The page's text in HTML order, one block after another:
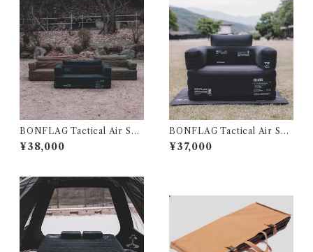
BONFLAG Tactical Air Sof
a 2P
¥38,000
BONFLAG Tactical Air Sof
a 1P
¥37,000